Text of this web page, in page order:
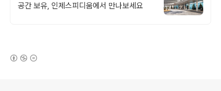
공간 보유, 인제스피디움에서 만나보세요